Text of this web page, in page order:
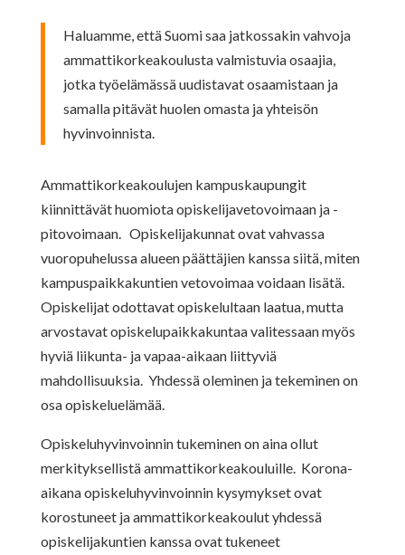
Haluamme, että Suomi saa jatkossakin vahvoja
ammattikorkeakoulusta valmistuvia osaajia,
jotka työelämässä uudistavat osaamistaan ja
samalla pitävät huolen omasta ja yhteisön
hyvinvoinnista.
Ammattikorkeakoulujen kampuskaupungit
kiinnittävät huomiota opiskelijavetovoimaan ja -
pitovoimaan. Opiskelijakunnat ovat vahvassa
vuoropuhelussa alueen päättäjien kanssa siitä, miten
kampuspaikkakuntien vetovoimaa voidaan lisätä.
Opiskelijat odottavat opiskelultaan laatua, mutta
arvostavat opiskelupaikkakuntaa valitessaan myös
hyviä liikunta- ja vapaa-aikaan liittyviä
mahdollisuuksia. Yhdessä oleminen ja tekeminen on
osa opiskeluelämää.
Opiskeluhyvinvoinnin tukeminen on aina ollut
merkityksellistä ammattikorkeakouluille. Korona-
aikana opiskeluhyvinvoinnin kysymykset ovat
korostuneet ja ammattikorkeakoulut yhdessä
opiskelijakuntien kanssa ovat tukeneet